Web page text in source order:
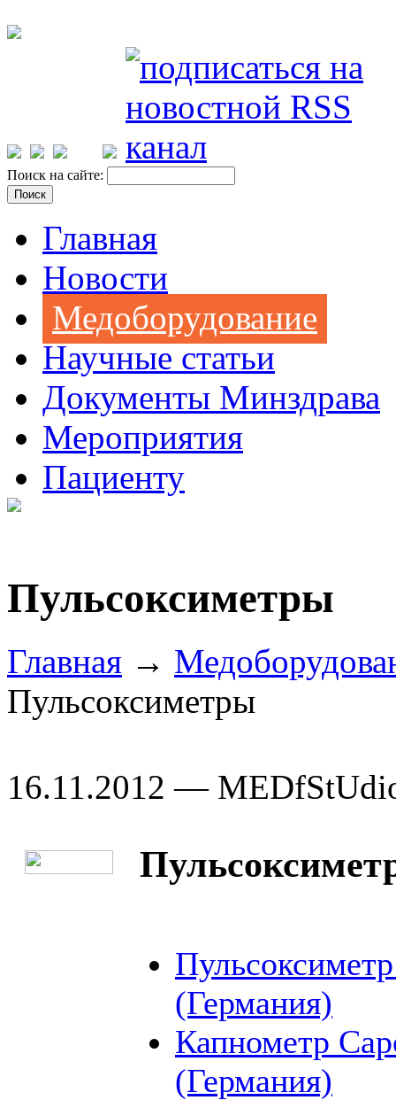
Поиск на сайте:
Главная
Новости
Медоборудование
Научные статьи
Документы Минздрава
Мероприятия
Пациенту
Пульсоксиметры
Главная →
Пульсоксиметры
16.11.2012 —
(Германия)
Капнометр
(Германия)